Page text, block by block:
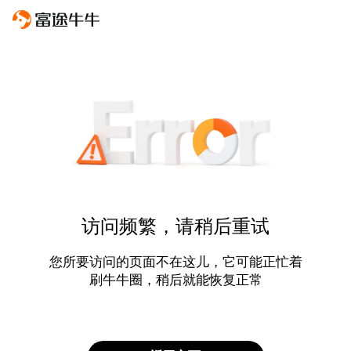
访问频繁，请稍后重试
您所要访问的页面不在这儿，它可能正忙着
刷牛牛圈，稍后就能恢复正常